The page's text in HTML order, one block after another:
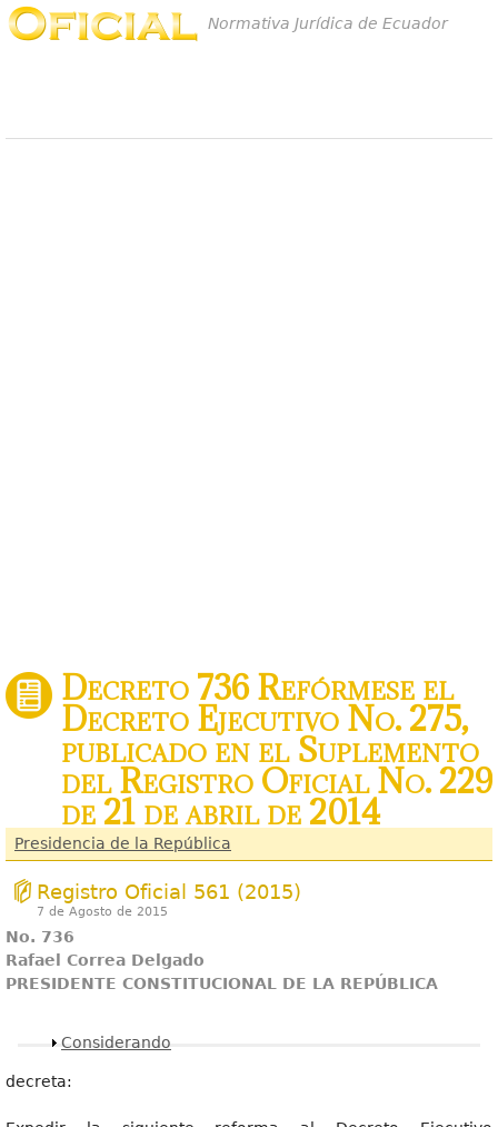
Normativa Jurídica de Ecuador
Decreto 736 Refórmese el
Decreto Ejecutivo No. 275,
publicado en el Suplemento
del Registro Oficial No. 229
de 21 de abril de 2014
Presidencia de la República
Registro Oficial 561 (2015)
7 de Agosto de 2015
No. 736
Rafael Correa Delgado
PRESIDENTE CONSTITUCIONAL DE LA REPÚBLICA
Mostrar
Considerando
decreta: